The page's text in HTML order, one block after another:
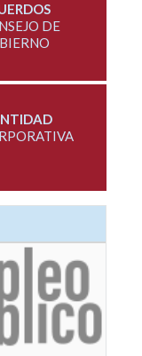
DE